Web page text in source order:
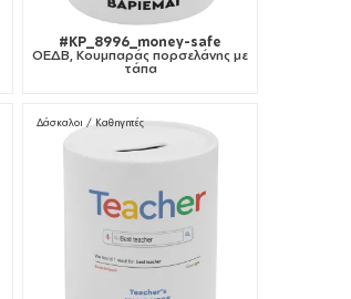
#KP_8996_money-safe
ΟΕΔΒ, Κουμπαράς πορσελάνης με
τάπα
Δάσκαλοι / Καθηγητές